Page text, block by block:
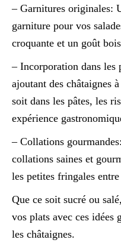
– Garnitures originales:
garniture pour vos
croquante et un goût
– Incorporation dans les
ajoutant des châtaignes
soit dans les pâtes, les
expérience
– Collations
collations saines et
les petites fringales entre
Que ce soit sucré ou
vos plats avec ces idées
les châtaignes.